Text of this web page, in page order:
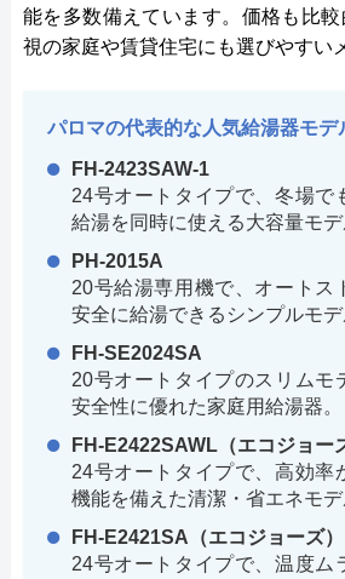
能を多数備えています。価格も比
視の家庭や賃貸住宅にも選びやすい
パロマの代表的な人気給湯器モデ
FH-2423SAW-1
24号オートタイプで、冬場で
給湯を同時に使える大容量モデ
PH-2015A
20号給湯専用機で、オートス
安全に給湯できるシンプルモデ
FH-SE2024SA
20号オートタイプのスリムモ
安全性に優れた家庭用給湯器。
FH-E2422SAWL（エコジョー
24号オートタイプで、高効率
機能を備えた清潔・省エネモデ
FH-E2421SA（エコジョーズ）
24号オートタイプで、温度ム